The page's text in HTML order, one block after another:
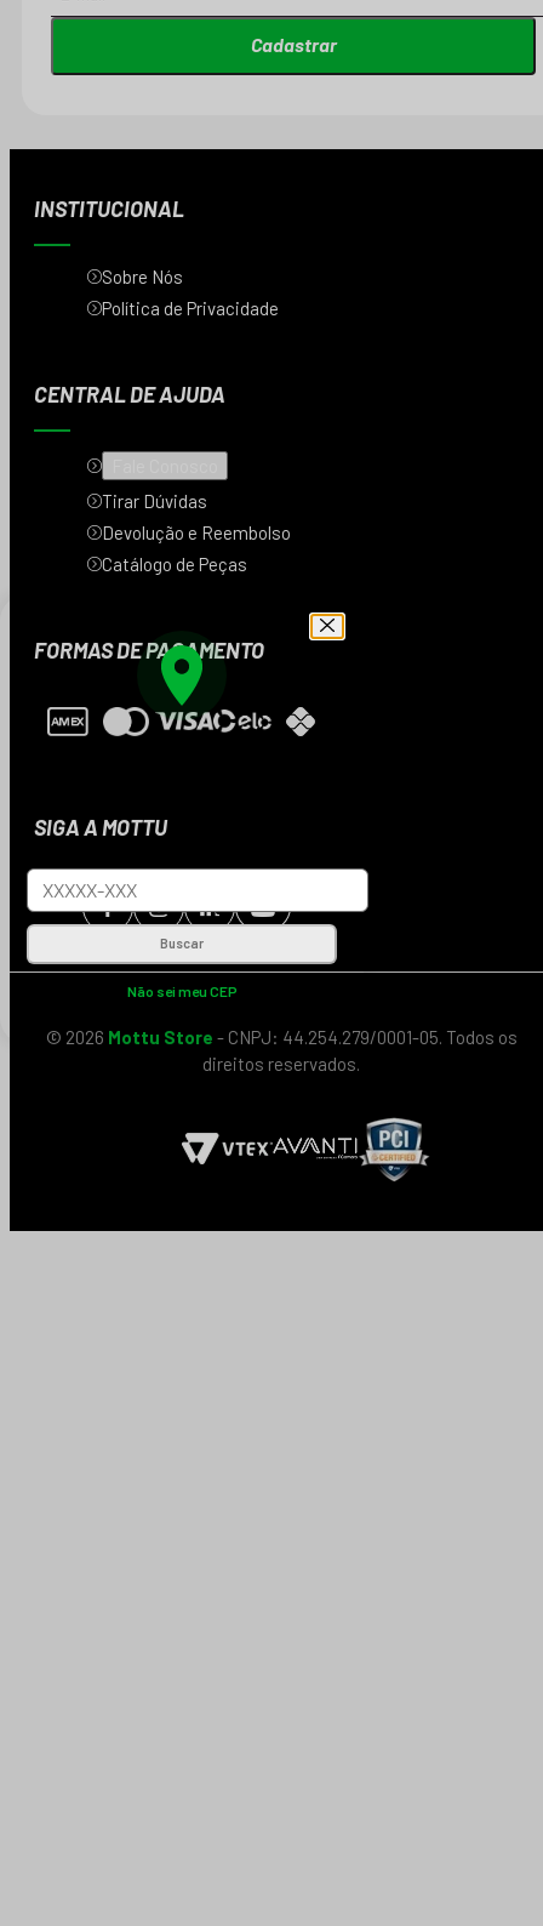
Cadastrar
INSTITUCIONAL
Sobre Nós
Política de Privacidade
CENTRAL DE AJUDA
Tirar Dúvidas
Devolução e Reembolso
Catálogo de Peças
FORMAS DE PAGAMENTO
SIGA A MOTTU
© 2026 Mottu Store - CNPJ: 44.254.279/0001-05. Todos os
direitos reservados.
Buscar
Não sei meu CEP